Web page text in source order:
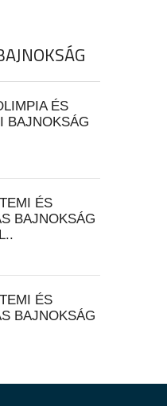
ÉS
BAJNOKSÁG
ÉS
BAJNOKSÁG
ÉS
BAJNOKSÁG